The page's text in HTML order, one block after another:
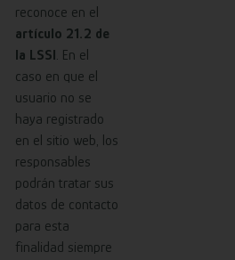
reconoce en el
artículo 21.2 de
la LSSI. En el
caso en que el
usuario no se
haya registrado
en el sitio web, los
responsables
podrán tratar sus
datos de contacto
para esta
finalidad siempre